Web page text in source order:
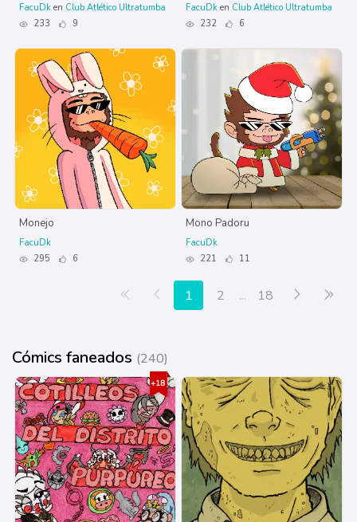
FacuDk en Club Atlético Ultratumba
233
9
FacuDk en Club Atlético Ultratumba
232
6
Monejo
FacuDk
295
6
Mono Padoru
FacuDk
221
11
Primera página
Anterior
1 2 ... 18 Siguiente
Cómics faneados (240)